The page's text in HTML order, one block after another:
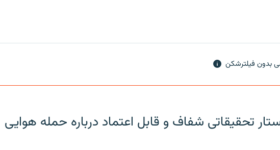
بدون فیلترشکن
تحقیقاتی شفاف و قابل اعتماد درباره حمله هوایی